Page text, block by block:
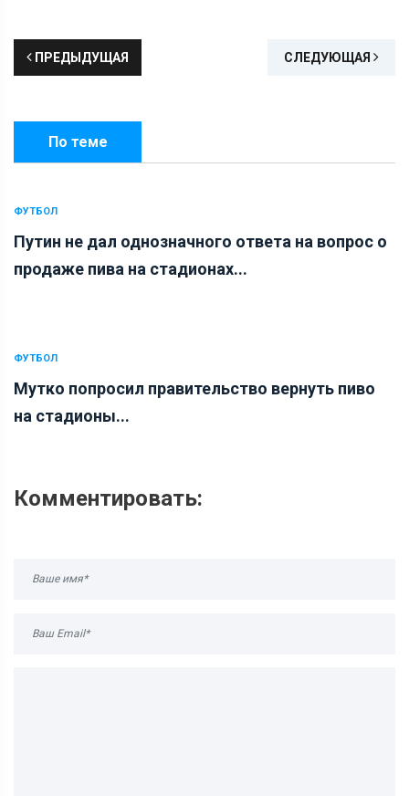
ПРЕДЫДУЩАЯ СЛЕДУЮЩАЯ
По теме
ФУТБОЛ
Путин не дал однозначного ответа на вопрос о
продаже пива на стадионах...
ФУТБОЛ
Мутко попросил правительство вернуть пиво
на стадионы...
Комментировать: